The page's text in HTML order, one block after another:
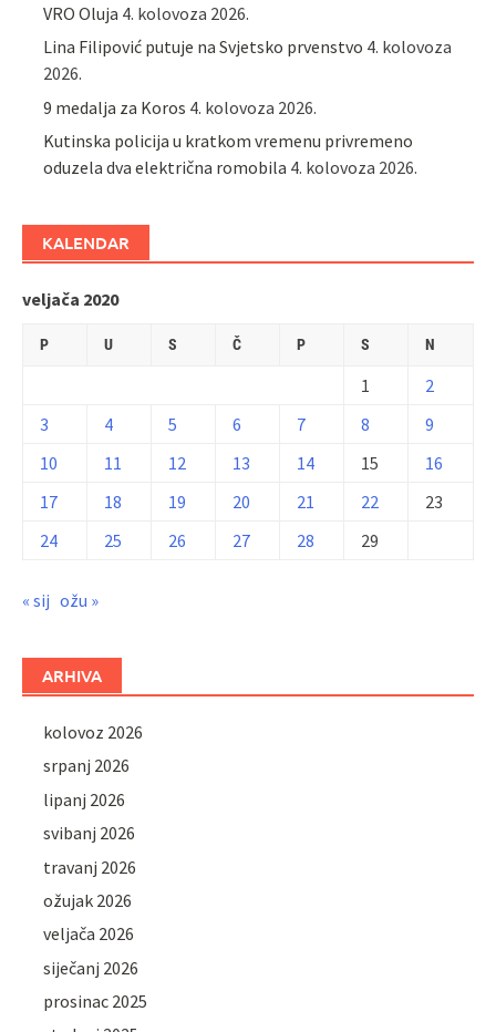
VRO Oluja 4. kolovoza 2026.
Lina Filipović putuje na Svjetsko prvenstvo 4. kolovoza
2026.
9 medalja za Koros 4. kolovoza 2026.
Kutinska policija u kratkom vremenu privremeno
oduzela dva električna romobila 4. kolovoza 2026.
KALENDAR
veljača 2020
P U S Č P S N
1
2
3
4 5 6 7 8
9
10
11 12 13 14 15
16
17
18 19 20 21 22
23
24
25 26 27 28 29
« sij ožu »
ARHIVA
kolovoz 2026
srpanj 2026
lipanj 2026
svibanj 2026
travanj 2026
ožujak 2026
veljača 2026
siječanj 2026
prosinac 2025